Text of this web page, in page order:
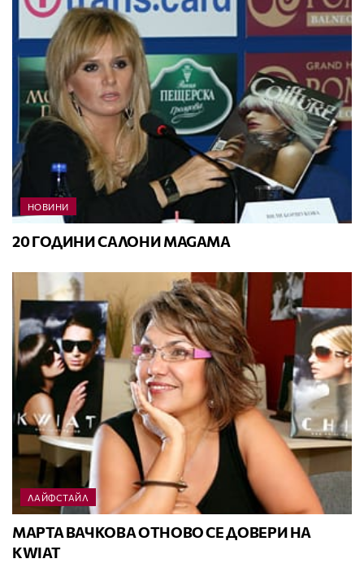
НОВИНИ
20 ГОДИНИ САЛОНИ МAGAMA
ЛАЙФСТАЙЛ
МАРТА ВАЧКОВА ОТНОВО СЕ ДОВЕРИ НА
KWIAT